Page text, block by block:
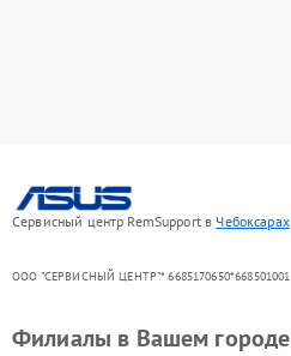
Сервисный центр RemSupport вЧебоксарах
ООО "СЕРВИСНЫЙ ЦЕНТР"* 6685170650*668501001
Филиалы в Вашем городе